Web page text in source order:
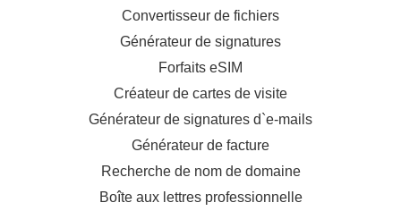
Convertisseur de fichiers
Générateur de signatures
Forfaits eSIM
Créateur de cartes de visite
Générateur de signatures d`e-mails
Générateur de facture
Recherche de nom de domaine
Boîte aux lettres professionnelle